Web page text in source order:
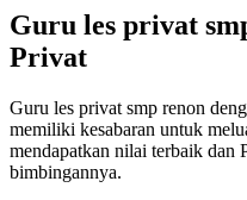
Guru les privat
Privat
Guru les privat smp renon
memiliki kesabaran untuk
mendapatkan nilai terbaik dan
bimbingannya.